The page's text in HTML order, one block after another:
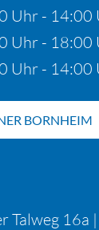
Uhr - 14:00
Uhr - 18:00
Uhr - 14:00
BORNHEIM
Talweg 16a